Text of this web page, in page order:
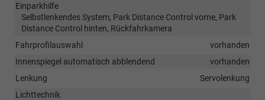
Einparkhilfe
Selbstlenkendes System, Park Distance Control vorne, Park
Distance Control hinten, Rückfahrkamera
Fahrprofilauswahl
vorhanden
Innenspiegel automatisch abblendend
vorhanden
Lenkung
Servolenkung
Lichttechnik